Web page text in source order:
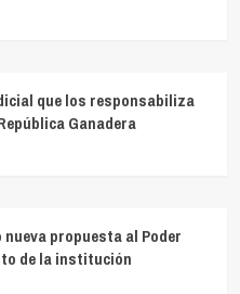
que los responsabiliza
Ganadera
propuesta al Poder
de la institución